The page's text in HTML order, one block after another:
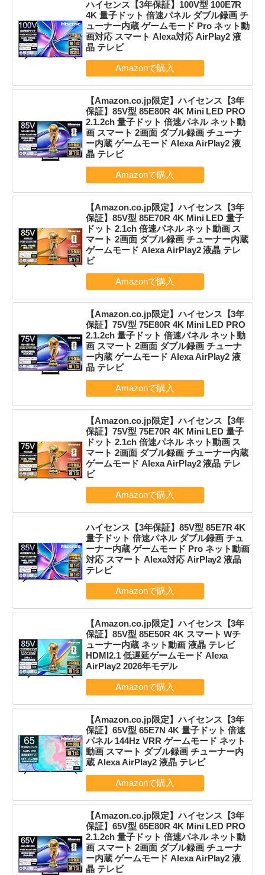
ハイセンス【3年保証】100V型 100E7R
4K 量子ドット 倍速パネル ダブル録画 チ
ューナー内蔵 ゲームモード Pro ネット動
画対応 スマート Alexa対応 AirPlay2 液
晶 テレビ
【Amazon.co.jp限定】ハイセンス【3年
保証】85V型 85E80R 4K Mini LED PRO
2.1.2ch 量子ドット 倍速パネル ネット動
画 スマート 2画面 ダブル録画 チューナ
ー内蔵 ゲームモード Alexa AirPlay2 液
晶 テレビ
【Amazon.co.jp限定】ハイセンス【3年
保証】85V型 85E70R 4K Mini LED 量子
ドット 2.1ch 倍速パネル ネット動画 ス
マート 2画面 ダブル録画 チューナー内蔵
ゲームモード Alexa AirPlay2 液晶 テレ
ビ
【Amazon.co.jp限定】ハイセンス【3年
保証】75V型 75E80R 4K Mini LED PRO
2.1.2ch 量子ドット 倍速パネル ネット動
画 スマート 2画面 ダブル録画 チューナ
ー内蔵 ゲームモード Alexa AirPlay2 液
晶 テレビ
【Amazon.co.jp限定】ハイセンス【3年
保証】75V型 75E70R 4K Mini LED 量子
ドット 2.1ch 倍速パネル ネット動画 ス
マート 2画面 ダブル録画 チューナー内蔵
ゲームモード Alexa AirPlay2 液晶 テレ
ビ
ハイセンス【3年保証】85V型 85E7R 4K
量子ドット 倍速パネル ダブル録画 チュ
ーナー内蔵 ゲームモード Pro ネット動画
対応 スマート Alexa対応 AirPlay2 液晶
テレビ
【Amazon.co.jp限定】ハイセンス【3年
保証】85V型 85E50R 4K スマート Wチ
ューナー内蔵 ネット動画 液晶 テレビ
HDMI2.1 低遅延ゲームモード Alexa
AirPlay2 2026年モデル
【Amazon.co.jp限定】ハイセンス【3年
保証】65V型 65E7N 4K 量子ドット 倍速
パネル 144Hz VRR ゲームモード ネット
動画 スマート ダブル録画 チューナー内
蔵 Alexa AirPlay2 液晶 テレビ
【Amazon.co.jp限定】ハイセンス【3年
保証】65V型 65E80R 4K Mini LED PRO
2.1.2ch 量子ドット 倍速パネル ネット動
画 スマート 2画面 ダブル録画 チューナ
ー内蔵 ゲームモード Alexa AirPlay2 液
晶 テレビ